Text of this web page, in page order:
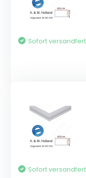
Sofort
Sofort